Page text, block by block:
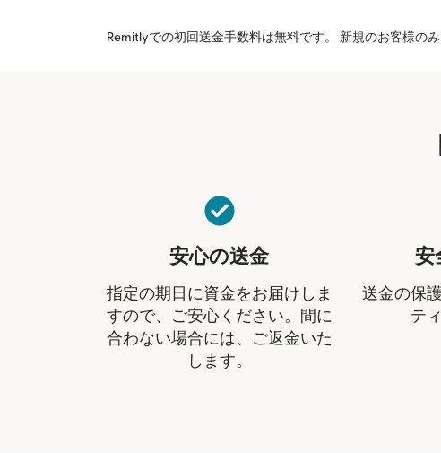
Remitlyでの初回送金手数料は無料です。 新規のお客様の
安心の送金
指定の期日に資金をお届けしま
すので、ご安心ください。間に
合わない場合には、ご返金いた
します。
安
送金の保
テ